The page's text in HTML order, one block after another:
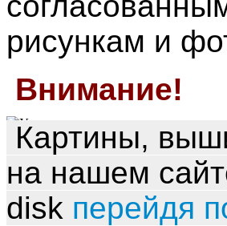
рисункам и
Внимание!
Картины,
на нашем
disk перейдя